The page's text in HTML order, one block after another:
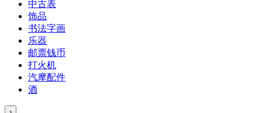
中古表
饰品
书法字画
乐器
邮票钱币
打火机
汽摩配件
酒